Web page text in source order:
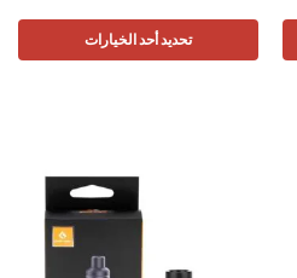
تحديد أحد الخيارات